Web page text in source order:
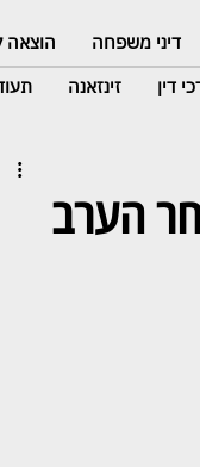
דיני משפחה הוצאה
דין זינזאנה
הערב